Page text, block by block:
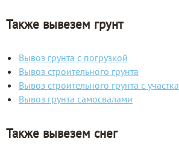
Также вывезем грунт
Вывоз грунта с погрузкой
Вывоз строительного грунта
Вывоз строительного грунта с участка
Вывоз грунта самосвалами
Также вывезем снег